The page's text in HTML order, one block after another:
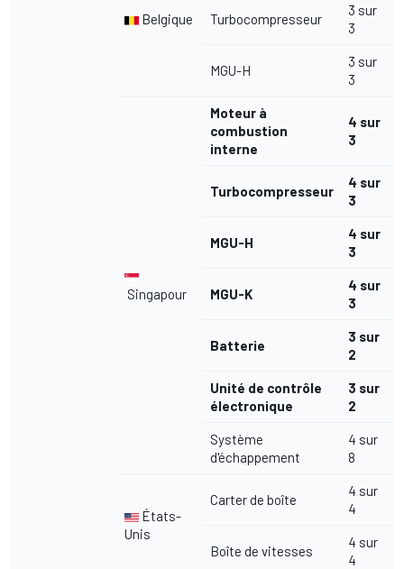
Belgique Turbocompresseur
3 sur
3
MGU-H
3 sur
3
Singapour
Moteur à
combustion
interne
4 sur
3
Turbocompresseur
4 sur
3
MGU-H
4 sur
3
MGU-K
4 sur
3
Batterie
3 sur
2
Unité de contrôle
électronique
3 sur
2
Système
d'échappement
4 sur
8
États-
Unis
Carter de boîte
4 sur
4
Boîte de vitesses
4 sur
4